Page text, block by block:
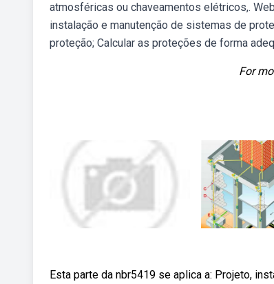
atmosféricas ou chaveamentos elétricos,.
instalação e manutenção de sistemas de
proteção; Calcular as proteções de forma
For
Esta parte da nbr5419 se aplica a: Projeto,